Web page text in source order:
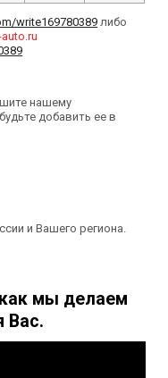
write169780389 либо
нашему
добавить ее в
и Вашего региона.
мы делаем
Вас.